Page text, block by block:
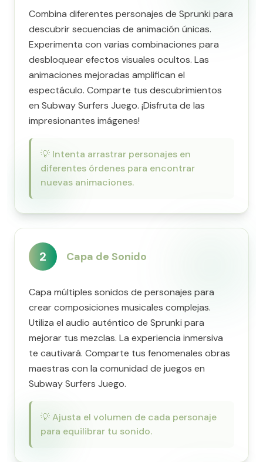
Combina diferentes personajes de Sprunki para
descubrir secuencias de animación únicas.
Experimenta con varias combinaciones para
desbloquear efectos visuales ocultos. Las
animaciones mejoradas amplifican el
espectáculo. Comparte tus descubrimientos
en Subway Surfers Juego. ¡Disfruta de las
impresionantes imágenes!
💡 Intenta arrastrar personajes en
diferentes órdenes para encontrar
nuevas animaciones.
2 Capa de Sonido
Capa múltiples sonidos de personajes para
crear composiciones musicales complejas.
Utiliza el audio auténtico de Sprunki para
mejorar tus mezclas. La experiencia inmersiva
te cautivará. Comparte tus fenomenales obras
maestras con la comunidad de juegos en
Subway Surfers Juego.
💡Ajusta el volumen de cada personaje
para equilibrar tu sonido.